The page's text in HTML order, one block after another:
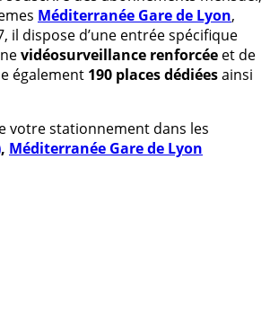
Méditerranée Gare de Lyon,
il dispose d’une entrée spécifique
vidéosurveillance renforcée et de
également 190 places dédiéesainsi
votre stationnement dans les
, Méditerranée Gare de Lyon